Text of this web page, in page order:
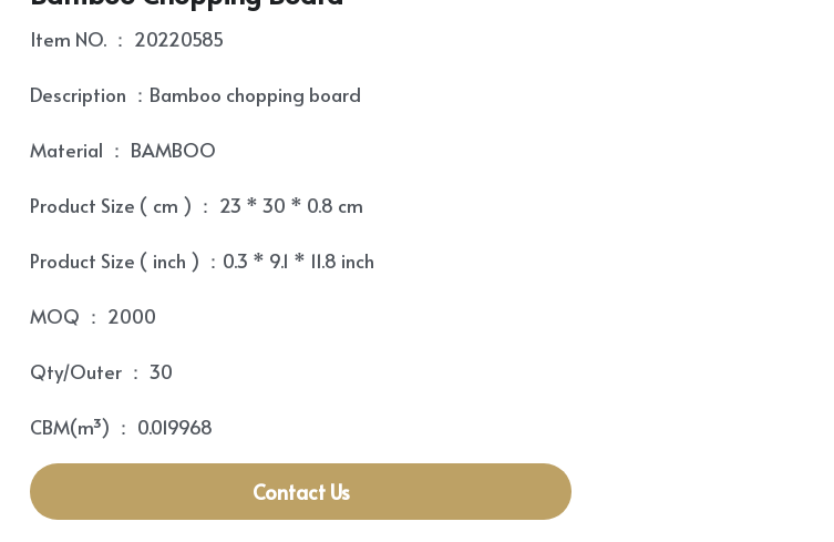
Item NO. ： 20220585
Description ：Bamboo chopping board
Material ： BAMBOO
Product Size ( cm ) ： 23 * 30 * 0.8 cm
Product Size ( inch ) ：0.3 * 9.1 * 11.8 inch
MOQ ： 2000
Qty/Outer ： 30
CBM(m³) ： 0.019968
Contact Us